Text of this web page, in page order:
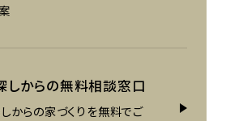
しからの無料相談窓口
からの家づくりを無料でご